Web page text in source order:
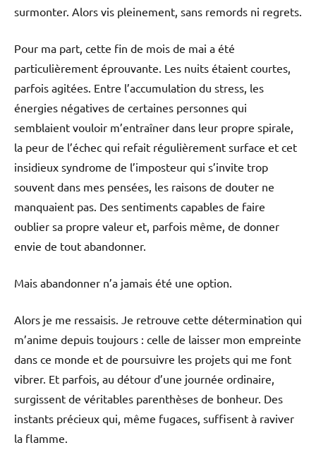
surmonter. Alors vis pleinement, sans remords ni regrets.
Pour ma part, cette fin de mois de mai a été
particulièrement éprouvante. Les nuits étaient courtes,
parfois agitées. Entre l’accumulation du stress, les
énergies négatives de certaines personnes qui
semblaient vouloir m’entraîner dans leur propre spirale,
la peur de l’échec qui refait régulièrement surface et cet
insidieux syndrome de l’imposteur qui s’invite trop
souvent dans mes pensées, les raisons de douter ne
manquaient pas. Des sentiments capables de faire
oublier sa propre valeur et, parfois même, de donner
envie de tout abandonner.
Mais abandonner n’a jamais été une option.
Alors je me ressaisis. Je retrouve cette détermination qui
m’anime depuis toujours : celle de laisser mon empreinte
dans ce monde et de poursuivre les projets qui me font
vibrer. Et parfois, au détour d’une journée ordinaire,
surgissent de véritables parenthèses de bonheur. Des
instants précieux qui, même fugaces, suffisent à raviver
la flamme.